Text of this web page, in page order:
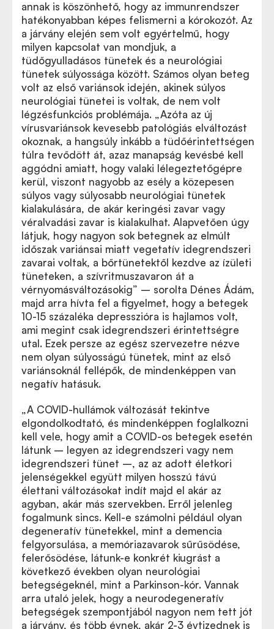
annak is köszönhető, hogy az immunrendszer
hatékonyabban képes felismerni a kórokozót. Az
a járvány elején sem volt egyértelmű, hogy
milyen kapcsolat van mondjuk, a
tüdőgyulladásos tünetek és a neurológiai
tünetek súlyossága között. Számos olyan beteg
volt az első variánsok idején, akinek súlyos
neurológiai tünetei is voltak, de nem volt
légzésfunkciós problémája. „Azóta az új
vírusvariánsok kevesebb patológiás elváltozást
okoznak, a hangsúly inkább a tüdőérintettségen
túlra tevődött át, azaz manapság kevésbé kell
aggódni amiatt, hogy valaki lélegeztetőgépre
kerül, viszont nagyobb az esély a közepesen
súlyos vagy súlyosabb neurológiai tünetek
kialakulására, de akár keringési zavar vagy
véralvadási zavar is kialakulhat. Alapvetően úgy
látjuk, hogy nagyon sok betegnek az elmúlt
időszak variánsai miatt vegetatív idegrendszeri
zavarai voltak, a bőrtünetektől kezdve az ízületi
tüneteken, a szívritmuszavaron át a
vérnyomásváltozásokig” – sorolta Dénes Ádám,
majd arra hívta fel a figyelmet, hogy a betegek
10-15 százaléka depresszióra is hajlamos volt,
ami megint csak idegrendszeri érintettségre
utal. Ezek persze az egész szervezetre nézve
nem olyan súlyosságú tünetek, mint az első
variánsoknál fellépők, de mindenképpen van
negatív hatásuk.
„A COVID-hullámok változását tekintve
elgondolkodtató, és mindenképpen foglalkozni
kell vele, hogy amit a COVID-os betegek esetén
látunk – legyen az idegrendszeri vagy nem
idegrendszeri tünet –, az az adott életkori
jelenségekkel együtt milyen hosszú távú
élettani változásokat indít majd el akár az
agyban, akár más szervekben. Erről jelenleg
fogalmunk sincs. Kell-e számolni például olyan
degeneratív tünetekkel, mint a demencia
felgyorsulása, a memóriazavarok sűrűsödése,
felerősödése, látunk-e konkrét kiugrást a
következő években olyan neurológiai
betegségeknél, mint a Parkinson-kór. Vannak
arra utaló jelek, hogy a neurodegeneratív
betegségek szempontjából nagyon nem tett jót
a járvány, és több évnek, akár 2-3 évtizednek is